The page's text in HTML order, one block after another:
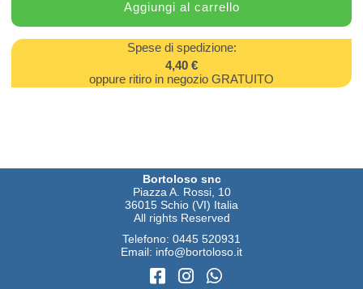
Spese di spedizione:
4,40 €
oppure ritiro in negozio GRATUITO
Bortoloso snc
Piazza A. Rossi, 10
36015 Schio (VI) Italia
All rights Reserved
Telefono: 0445 520931
Email: info@bortoloso.it